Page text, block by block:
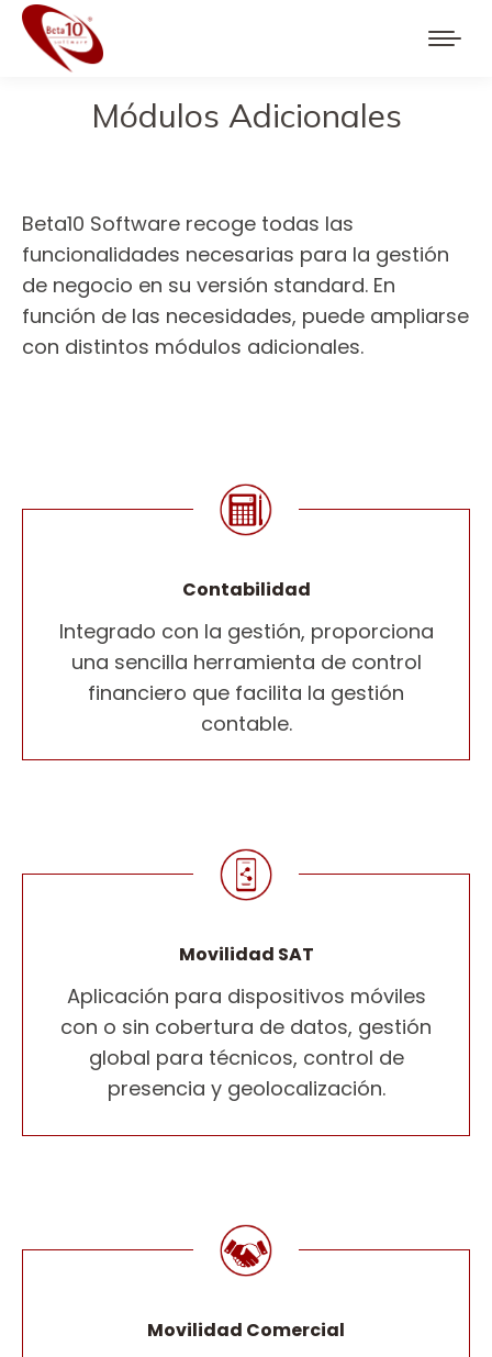
Módulos Adicionales
You are here:
Beta10 Software recoge todas las
funcionalidades necesarias para la gestión
de negocio en su versión standard. En
función de las necesidades, puede ampliarse
con distintos módulos adicionales.
Contabilidad
Integrado con la gestión, proporciona
una sencilla herramienta de control
financiero que facilita la gestión
contable.
Movilidad SAT
Aplicación para dispositivos móviles
con o sin cobertura de datos, gestión
global para técnicos, control de
presencia y geolocalización.
Movilidad Comercial